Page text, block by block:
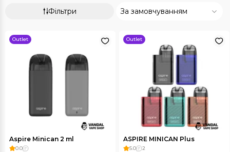
Фільтри За замовчуванням
Outlet
Aspire Minican 2 ml
0.0
Outlet
ASPIRE MINICAN Plus
5.0 2